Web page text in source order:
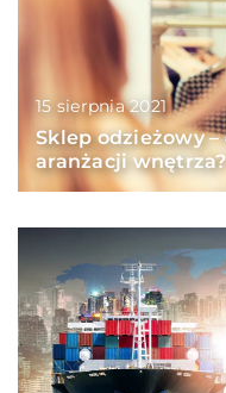
15 sierpnia 2021
Sklep odzieżowy
aranżacji wnętrza?